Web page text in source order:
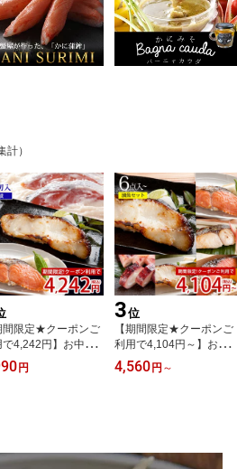
計）
間限定★クーポンご
で4,242円】お中元
元 夏ギフト ギフト
ゼント 熟成粕の粕漬
日指定がない場合は
円
3位
【期間限定★クーポンご
利用で4,104円～】お中
元 御中元 夏ギフト ギフ
ト プレゼント【西京漬・
定がない場合は最短発送
4,560 円 ～